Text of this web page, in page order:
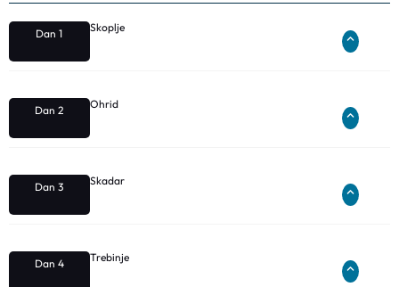
Dan 1 Skoplje
Dan 2 Ohrid
Dan 3 Skadar
Dan 4 Trebinje